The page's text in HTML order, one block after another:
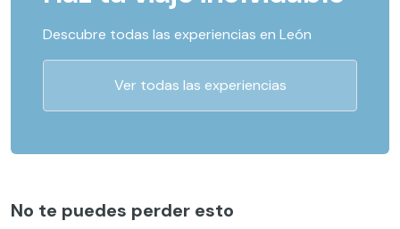
Descubre todas las experiencias en León
Ver todas las experiencias
No te puedes perder esto